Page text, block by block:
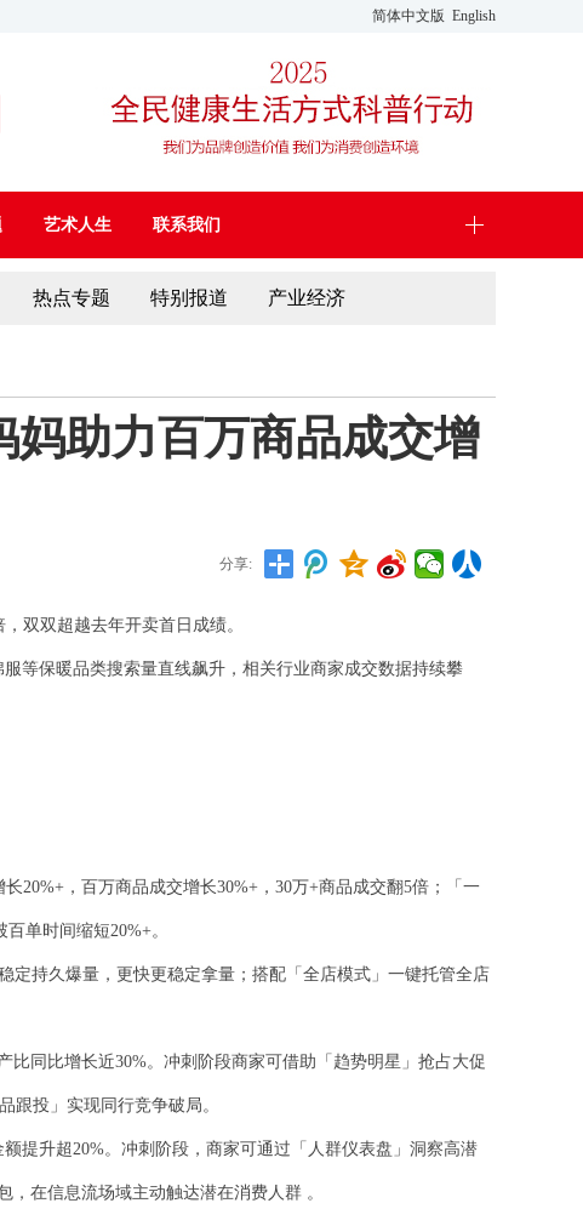
简体中文版 English
艺术人生 联系我们
热点专题 特别报道 产业经济
助力百万商品成交增
分享:
双双超越去年开卖首日成绩。
等保暖品类搜索量直线飙升，相关行业商家成交数据持续攀
20%+，百万商品成交增长30%+，30万+商品成交翻5倍；「一
单时间缩短20%+。
持久爆量，更快更稳定拿量；搭配「全店模式」一键托管全店
同比增长近30%。冲刺阶段商家可借助「趋势明星」抢占大促
跟投」实现同行竞争破局。
提升超20%。冲刺阶段，商家可通过「人群仪表盘」洞察高潜
在信息流场域主动触达潜在消费人群 。